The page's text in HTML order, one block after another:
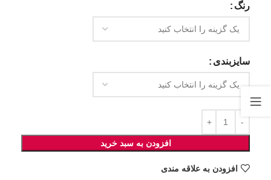
رنگ
سایزبندی
افزودن به سبد خرید
افزودن به علاقه مندی